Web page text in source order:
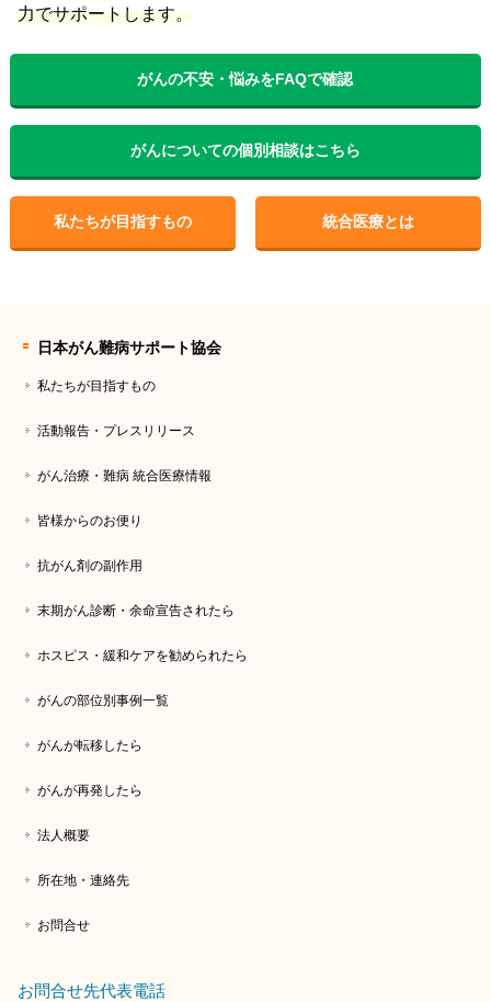
力でサポートします。
がんの不安・悩みをFAQで確認
がんについての個別相談はこちら
私たちが目指すもの 統合医療とは
日本がん難病サポート協会
私たちが目指すもの
活動報告・プレスリリース
がん治療・難病 統合医療情報
皆様からのお便り
抗がん剤の副作用
末期がん診断・余命宣告されたら
ホスピス・緩和ケアを勧められたら
がんの部位別事例一覧
がんが転移したら
がんが再発したら
法人概要
所在地・連絡先
お問合せ
お問合せ先代表電話